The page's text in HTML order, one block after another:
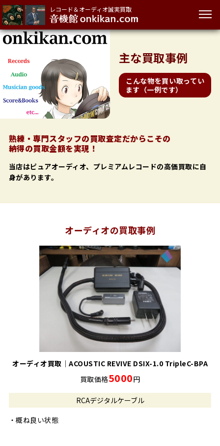
レコード＆オーディオ誠実買取
主な買取事例
こんな物を買い取ってい
ます（一例です）
熟練・専門スタッフの買取査定だからこその
納得の買取金額を実現！
当店はピュアオーディオ、プレミアムレコードの高価買取に自
身があります。
オーディオの買取事例
オーディオ買取｜ACOUSTIC REVIVE DSIX-1.0 TripleC-BPA
買取価格5000円
RCAデジタルケーブル
・概ね良い状態